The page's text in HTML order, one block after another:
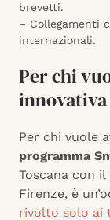
brevetti.
– Collegamenti
internazionali.
Per chi
innovativa
Per chi vuole
programma
Toscana con
Firenze, è
rivolto solo ai